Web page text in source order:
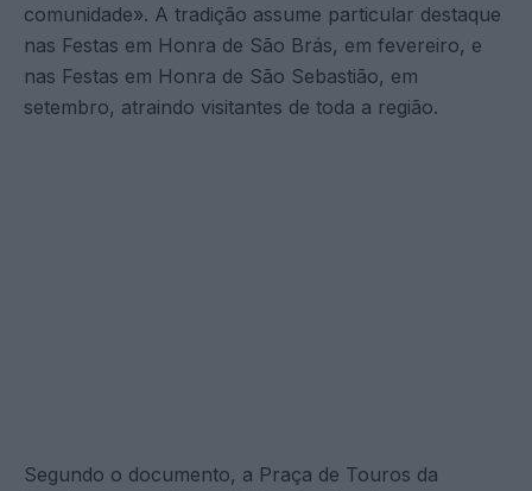
comunidade». A tradição assume particular destaque
nas Festas em Honra de São Brás, em fevereiro, e
nas Festas em Honra de São Sebastião, em
setembro, atraindo visitantes de toda a região.
Segundo o documento, a Praça de Touros da